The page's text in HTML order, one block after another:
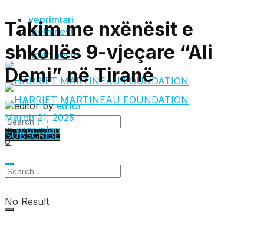
Rreth nesh
No Result
veprimtari
Rreth nesh
SUBSCRIBE
Takim me nxënësit e
shkollës 9-vjeçare “Ali
Demi” në Tiranë
by editor
March 21, 2025
in veprimtari
0